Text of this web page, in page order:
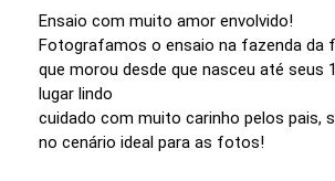
Ensaio com muito amor envolvido!
Fotografamos o ensaio na fazenda da
que morou desde que nasceu até seus
lugar lindo
cuidado com muito carinho pelos pais,
no cenário ideal para as fotos!